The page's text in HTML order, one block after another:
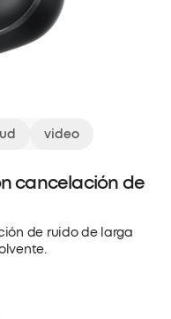
video
cancelación de
de ruido de larga